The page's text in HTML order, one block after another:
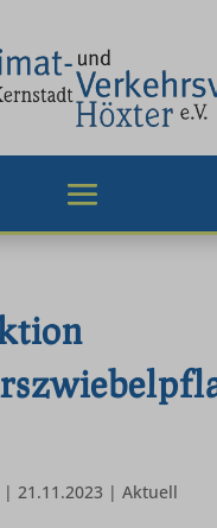
21.11.2023 | Aktuell